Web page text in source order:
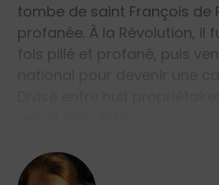
tombe de saint François de
profanée. À la Révolution, il
fois pillé et profané, puis